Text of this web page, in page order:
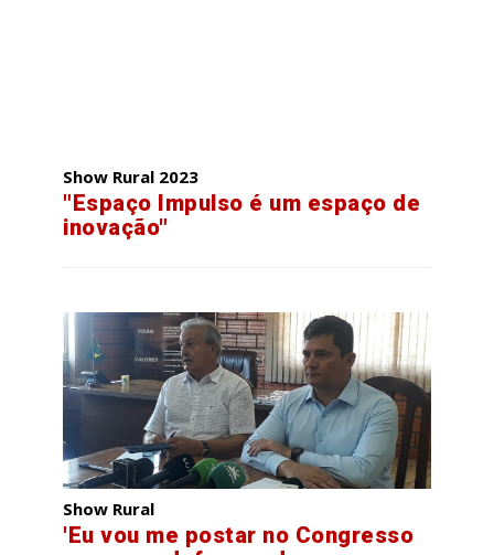
Show Rural 2023
"Espaço Impulso é um espaço de
inovação"
Show Rural
'Eu vou me postar no Congresso